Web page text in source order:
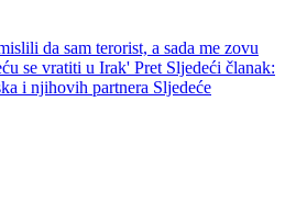
da sam terorist, a sada me zovu
se vratiti u Irak' Pret Sljedeći članak:
i njihovih partnera Sljedeće